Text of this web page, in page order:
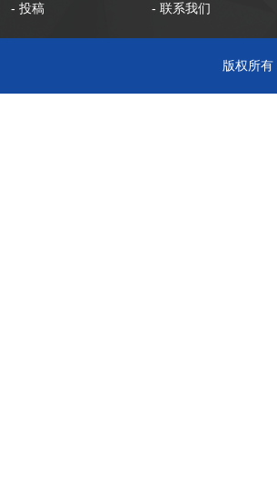
- 投稿
- 联系我们
版权所